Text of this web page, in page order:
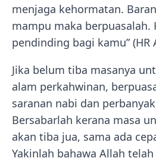
menjaga kehormatan.
mampu maka berpuasalah.
pendinding bagi kamu” (HR
Jika belum tiba masanya
alam perkahwinan,
saranan nabi dan
Bersabarlah kerana masa
akan tiba jua, sama ada
Yakinlah bahawa Allah